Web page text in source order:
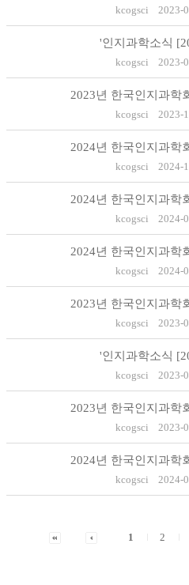
kcogsci 2023-
'인지과학소식
kcogsci 2023-
2023년 한국인지과학
kcogsci 2023-
2024년 한국인지과학
kcogsci 2024-
2024년 한국인지과학
kcogsci 2024-
2024년 한국인지과학
kcogsci 2024-
2023년 한국인지과학
kcogsci 2023-
'인지과학소식
kcogsci 2023-
2023년 한국인지과학
kcogsci 2023-
2024년 한국인지과학
kcogsci 2024-
1 2